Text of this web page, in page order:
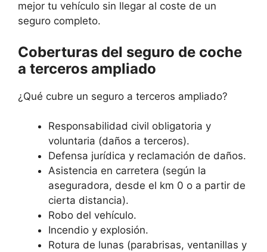
mejor tu vehículo sin llegar al coste de un
seguro completo.
Coberturas del seguro de coche
a terceros ampliado
¿Qué cubre un seguro a terceros ampliado?
Responsabilidad civil obligatoria y
voluntaria (daños a terceros).
Defensa jurídica y reclamación de daños.
Asistencia en carretera (según la
aseguradora, desde el km 0 o a partir de
cierta distancia).
Robo del vehículo.
Incendio y explosión.
Rotura de lunas (parabrisas, ventanillas y